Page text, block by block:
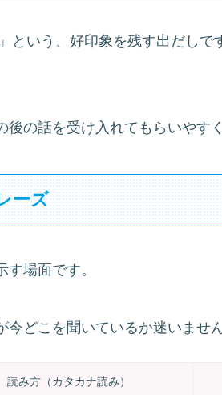
という、好印象を残す出だしで
の話を受け入れてもらいやす
ーズ
場面です。
どこを聞いているか迷いません
読み方（カタカナ読み）